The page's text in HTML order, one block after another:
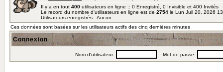
Il y a en tout 400 utilisateurs en ligne :: 0 Enregistré, 0 Invisible et 400
Le record du nombre d'utilisateurs en ligne est de 2754 le Lun Juil 20, 2026
Utilisateurs enregistrés : Aucun
Ces données sont basées sur les utilisateurs actifs des cinq dernières minutes
Connexion
Nom d'utilisateur: Mot de passe: